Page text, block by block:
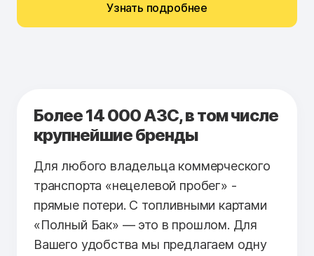
Узнать подробнее
Более 14 000 АЗС, в том числе
крупнейшие бренды
Для любого владельца коммерческого
транспорта «нецелевой пробег» -
прямые потери. С топливными картами
«Полный Бак» — это в прошлом. Для
Вашего удобства мы предлагаем одну